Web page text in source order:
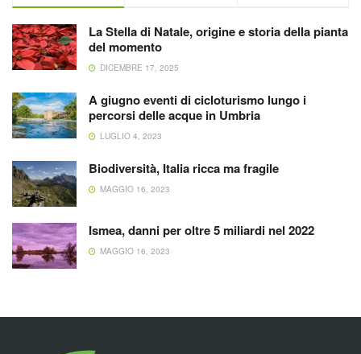
La Stella di Natale, origine e storia della pianta
del momento
DICEMBRE 17, 2025
A giugno eventi di cicloturismo lungo i
percorsi delle acque in Umbria
LUGLIO 4, 2023
Biodiversità, Italia ricca ma fragile
MAGGIO 16, 2023
Ismea, danni per oltre 5 miliardi nel 2022
MAGGIO 16, 2023